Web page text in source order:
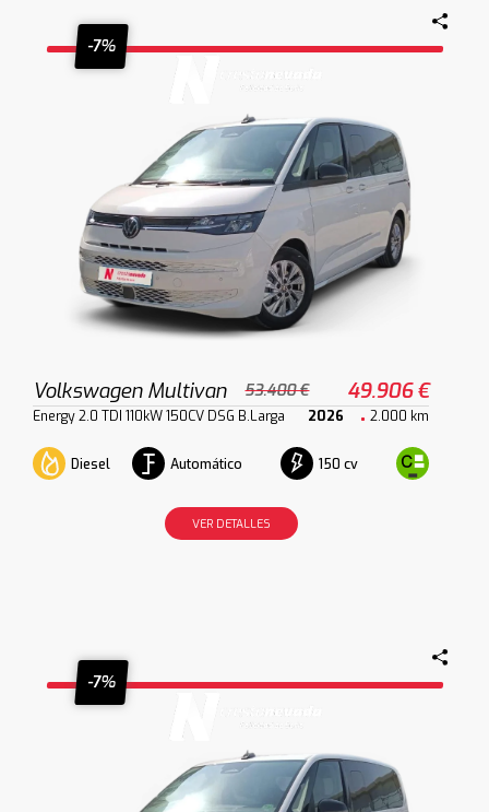
-7%
Volkswagen Multivan 53.400 € 49.906 €
Energy 2.0 TDI 110kW 150CV DSG B.Larga 2026 2.000 km
Diesel Automático 150 cv
VER DETALLES
-7%